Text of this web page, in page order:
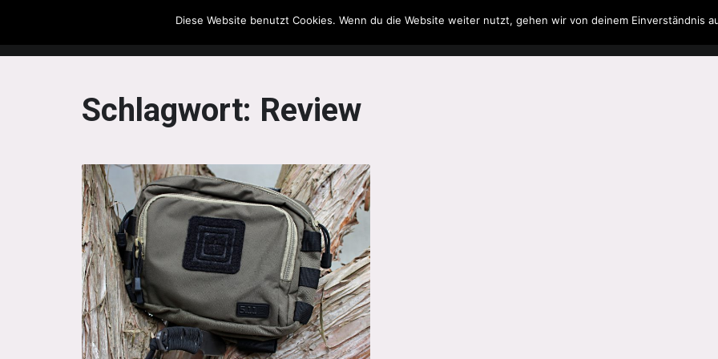
The Howling Men Filme & Serien Musik Spielzeug Literatur
Schlagwort: Review
Diese Website benutzt Cookies. Wenn du die Website weiter nutzt, gehen wir von deinem Einverständnis